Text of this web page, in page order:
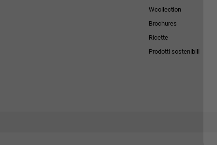
Wcollection
Brochures
Ricette
Prodotti sostenibili